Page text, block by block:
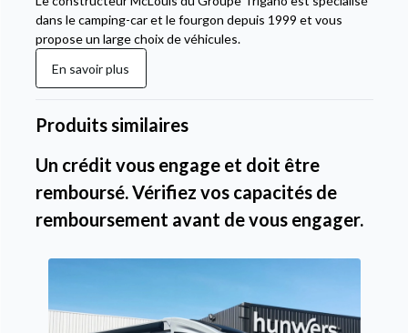
dans le camping-car et le fourgon depuis 1999 et vous
propose un large choix de véhicules.
En savoir plus
Produits similaires
Un crédit vous engage et doit être
remboursé. Vérifiez vos capacités de
remboursement avant de vous engager.